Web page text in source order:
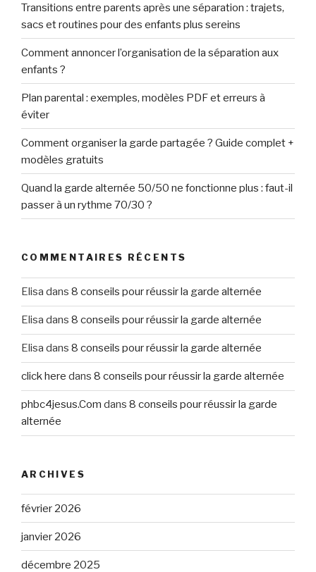
Transitions entre parents après une séparation : trajets,
sacs et routines pour des enfants plus sereins
Comment annoncer l’organisation de la séparation aux
enfants ?
Plan parental : exemples, modèles PDF et erreurs à
éviter
Comment organiser la garde partagée ? Guide complet +
modèles gratuits
Quand la garde alternée 50/50 ne fonctionne plus : faut-il
passer à un rythme 70/30 ?
COMMENTAIRES RÉCENTS
Elisa dans 8 conseils pour réussir la garde alternée
Elisa dans 8 conseils pour réussir la garde alternée
Elisa dans 8 conseils pour réussir la garde alternée
click here dans 8 conseils pour réussir la garde alternée
phbc4jesus.Com dans 8 conseils pour réussir la garde
alternée
ARCHIVES
février 2026
janvier 2026
décembre 2025